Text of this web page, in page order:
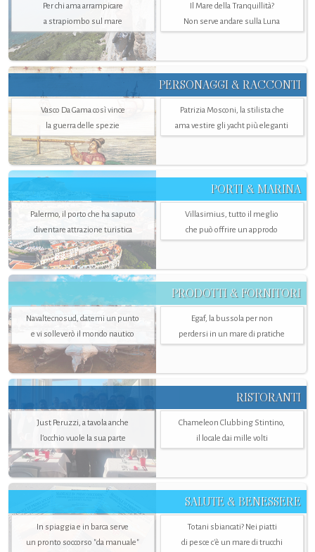
Per chi ama arrampicare
a strapiombo sul mare
Il Mare della Tranquillità?
Non serve andare sulla Luna
PERSONAGGI & RACCONTI
Vasco Da Gama così vince
la guerra delle spezie
Patrizia Mosconi, la stilista che
ama vestire gli yacht più eleganti
PORTI & MARINA
Palermo, il porto che ha saputo
diventare attrazione turistica
Villasimius, tutto il meglio
che può offrire un approdo
PRODOTTI & FORNITORI
Navaltecnosud, datemi un punto
e vi solleverò il mondo nautico
Egaf, la bussola per non
perdersi in un mare di pratiche
RISTORANTI
Just Peruzzi, a tavola anche
l’occhio vuole la sua parte
Chameleon Clubbing Stintino,
il locale dai mille volti
SALUTE & BENESSERE
In spiaggia e in barca serve
un pronto soccorso "da manuale"
Totani sbiancati? Nei piatti
di pesce c'è un mare di trucchi